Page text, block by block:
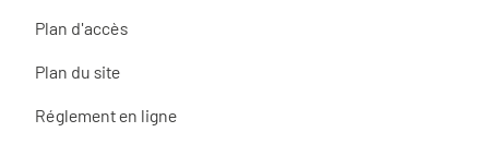
Plan d'accès
Plan du site
Réglement en ligne